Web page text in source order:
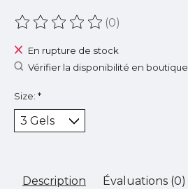
Ce produit est évalué à
(0)
En rupture de stock
Vérifier la disponibilité en boutique
Size: *
Description Évaluations (0)